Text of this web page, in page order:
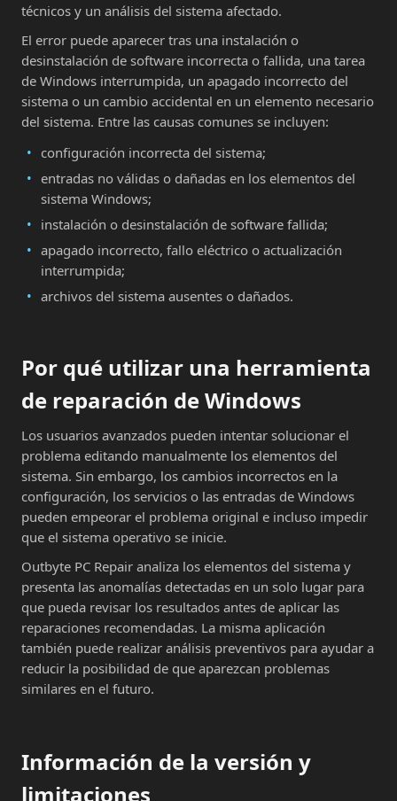
técnicos y un análisis del sistema afectado.
El error puede aparecer tras una instalación o
desinstalación de software incorrecta o fallida, una tarea
de Windows interrumpida, un apagado incorrecto del
sistema o un cambio accidental en un elemento necesario
del sistema. Entre las causas comunes se incluyen:
configuración incorrecta del sistema;
entradas no válidas o dañadas en los elementos del
sistema Windows;
instalación o desinstalación de software fallida;
apagado incorrecto, fallo eléctrico o actualización
interrumpida;
archivos del sistema ausentes o dañados.
Por qué utilizar una herramienta
de reparación de Windows
Los usuarios avanzados pueden intentar solucionar el
problema editando manualmente los elementos del
sistema. Sin embargo, los cambios incorrectos en la
configuración, los servicios o las entradas de Windows
pueden empeorar el problema original e incluso impedir
que el sistema operativo se inicie.
Outbyte PC Repair analiza los elementos del sistema y
presenta las anomalías detectadas en un solo lugar para
que pueda revisar los resultados antes de aplicar las
reparaciones recomendadas. La misma aplicación
también puede realizar análisis preventivos para ayudar a
reducir la posibilidad de que aparezcan problemas
similares en el futuro.
Información de la versión y
limitaciones